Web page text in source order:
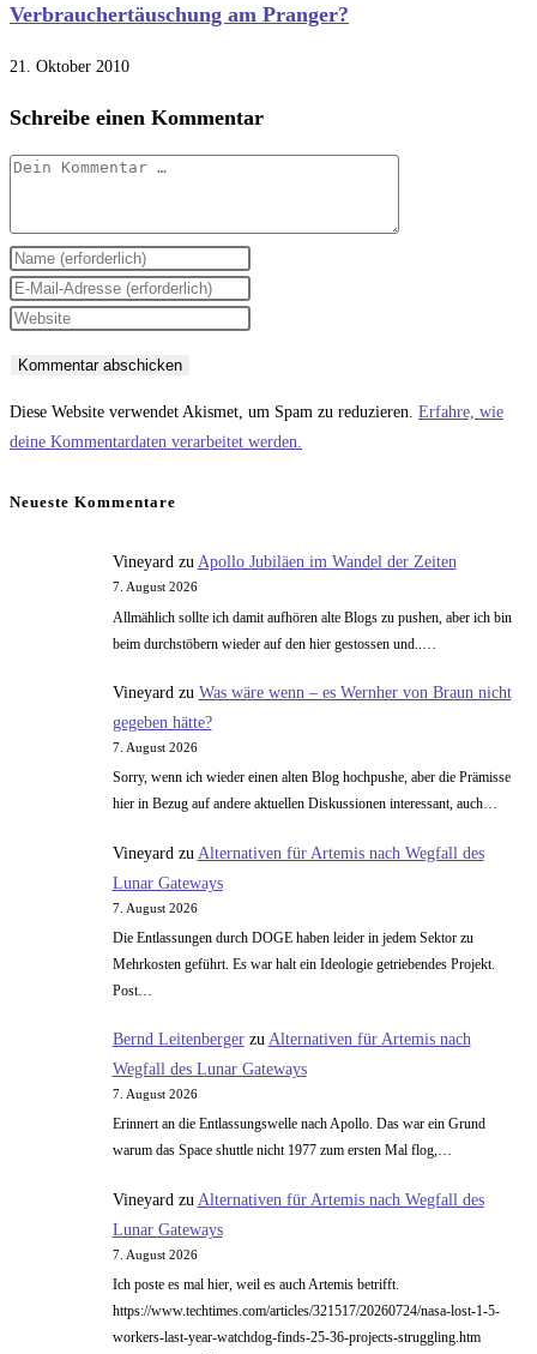
Verbrauchertäuschung am Pranger?
21. Oktober 2010
Schreibe einen Kommentar
Kommentar
Gib
deinen
Namen
zum
Kommentieren
Gib
deine
Adresse
zum
ein
Gib
URL
ein
Diese Website verwendet Akismet, um Spam zu reduzieren. Erfahre, wie
deine Kommentardaten verarbeitet werden.
Neueste Kommentare
Vineyardzu Apollo Jubiläen im Wandel der Zeiten
7. August 2026
Allmählich sollte ich damit aufhören alte Blogs zu pushen, aber ich bin
beim durchstöbern wieder auf den hier gestossen und..…
Vineyard zu Was wäre wenn – es Wernher von Braun nicht
gegeben hätte?
7. August 2026
Sorry, wenn ich wieder einen alten Blog hochpushe, aber die Prämisse
hier in Bezug auf andere aktuellen Diskussionen interessant, auch…
Vineyard zu Alternativen für Artemis nach Wegfall des
Lunar Gateways
7. August 2026
Die Entlassungen durch DOGE haben leider in jedem Sektor zu
Mehrkosten geführt. Es war halt ein Ideologie getriebendes Projekt.
Post…
Bernd Leitenbergerzu Alternativen für Artemis nach
Wegfall des Lunar Gateways
7. August 2026
Erinnert an die Entlassungswelle nach Apollo. Das war ein Grund
warum das Space shuttle nicht 1977 zum ersten Mal flog,…
Vineyard zu Alternativen für Artemis nach Wegfall des
Lunar Gateways
7. August 2026
Ich poste es mal hier, weil es auch Artemis betrifft.
https://www.techtimes.com/articles/321517/20260724/nasa-lost-1-5-
workers-last-year-watchdog-finds-25-36-projects-struggling.htm